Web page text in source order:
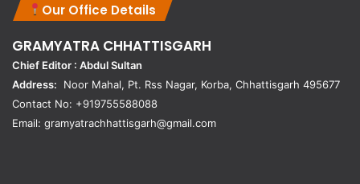
Our Office Details
GRAMYATRA CHHATTISGARH
Chief Editor : Abdul Sultan
Address: Noor Mahal, Pt. Rss Nagar, Korba, Chhattisgarh 495677
Contact No: +919755588088
Email: gramyatrachhattisgarh@gmail.com